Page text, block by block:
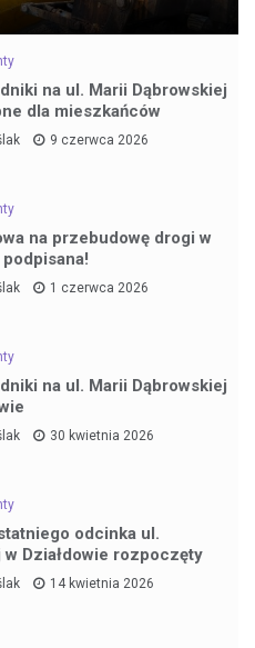
na ul. Marii Dąbrowskiej
dla mieszkańców
9 czerwca 2026
na przebudowę drogi w
1 czerwca 2026
na ul. Marii Dąbrowskiej
30 kwietnia 2026
odcinka ul.
Działdowie rozpoczęty
14 kwietnia 2026